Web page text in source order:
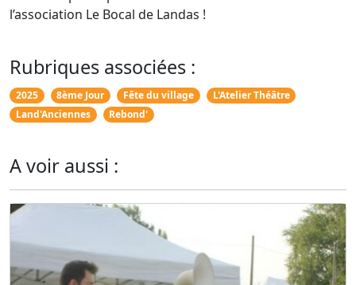
l’association Le Bocal de Landas !
Rubriques associées :
2025 8ème Jour Fête du village
L'Atelier Théâtre
Land'Anciennes
Rebond'
A voir aussi :